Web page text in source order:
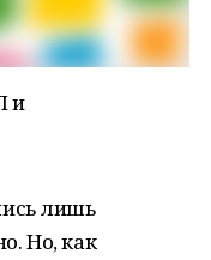
и
лишь
Но, как